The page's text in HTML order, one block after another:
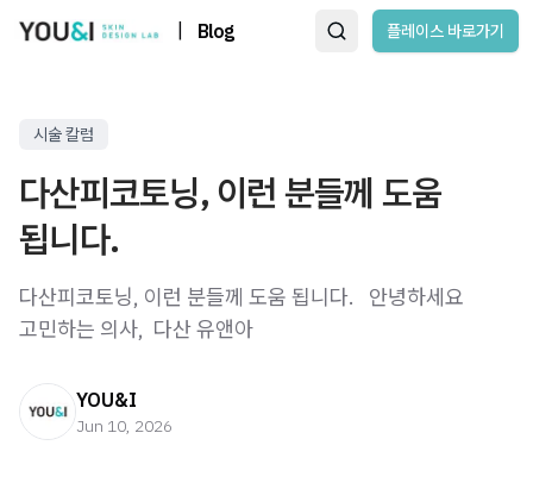
Blog 플레이스 바로가기
시술 칼럼
다산피코토닝, 이런 분들께 도움
됩니다.
다산피코토닝, 이런 분들께 도움 됩니다. ​ ​ 안녕하세요
고민하는 의사, ​ 다산 유앤아
YOU&I
Jun 10, 2026